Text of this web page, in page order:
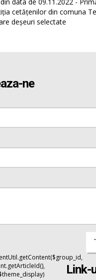
cetățenilor din comuna
deșeuri selectate
ne
Link-